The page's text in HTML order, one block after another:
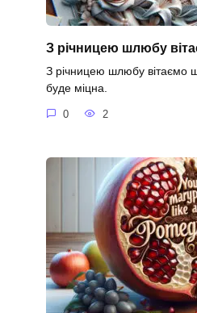
З річницею шлюбу
З річницею шлюбу
буде міцна.
0 2